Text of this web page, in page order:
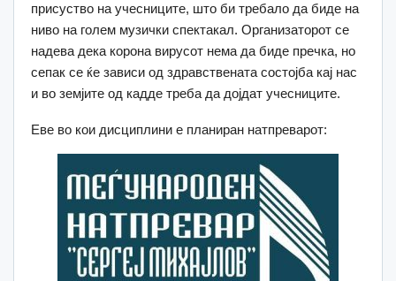
присуство на учесниците, што би требало да биде на
ниво на голем музички спектакал. Организаторот се
надева дека корона вирусот нема да биде пречка, но
сепак се ќе зависи од здравствената состојба кај нас
и во земјите од кадде треба да дојдат учесниците.
Еве во кои дисциплини е планиран натпреварот: